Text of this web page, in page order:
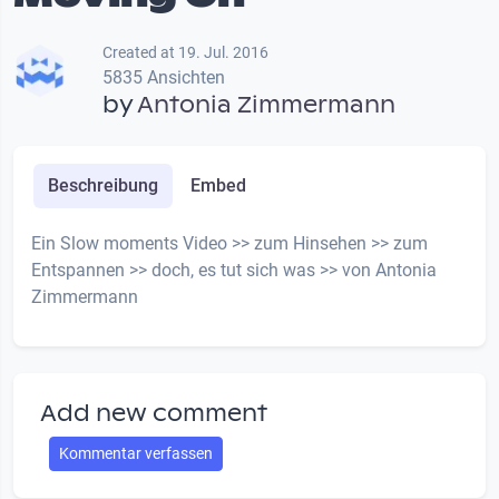
Created at 19. Jul. 2016
5835 Ansichten
byAntonia Zimmermann
Beschreibung Embed
Ein Slow moments Video >> zum Hinsehen >> zum
Entspannen >> doch, es tut sich was >> von Antonia
Zimmermann
Add new comment
Kommentar verfassen